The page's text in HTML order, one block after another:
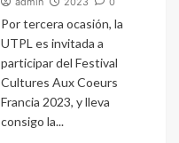
Por tercera ocasión, la
UTPL es invitada a
participar del Festival
Cultures Aux Coeurs
Francia 2023, y lleva
consigo la...